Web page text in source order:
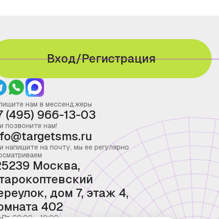
Вход/Регистрация
нам в мессенджеры
(495) 966-13-03
позвоните нам!
напишите на почту, мы ее регулярно
Москва,
дом 7, этаж 4,
402